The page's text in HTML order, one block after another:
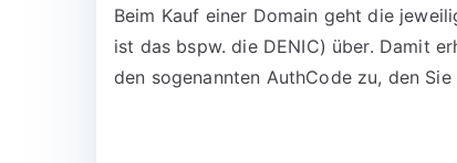
Beim Kauf einer Domain geht die
ist das bspw. die DENIC) über. Damit
den sogenannten AuthCode zu, den